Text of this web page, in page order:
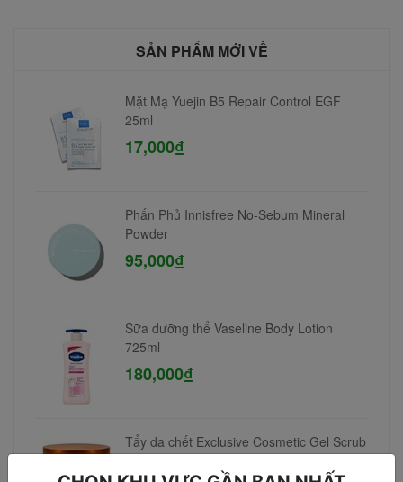
SẢN PHẨM MỚI VỀ
Mặt Mạ Yuejin B5 Repair Control EGF
25ml
17,000₫
Phấn Phủ Innisfree No-Sebum Mineral
Powder
95,000₫
Sữa dưỡng thể Vaseline Body Lotion
725ml
180,000₫
Tẩy da chết Exclusive Cosmetic Gel Scrub